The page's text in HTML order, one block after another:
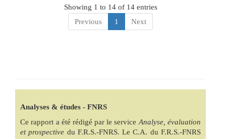
Showing 1 to 14 of 14 entries
Previous
1 Next
Analyses & études - FNRS
Ce rapport a été rédigé par le service Analyse, évaluation
et prospective du F.R.S.-FNRS. Le C.A. du F.R.S.-FNRS